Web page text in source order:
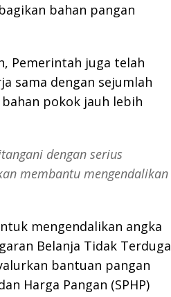
bahan pangan
Pemerintah juga telah
sama dengan sejumlah
pokok jauh lebih
dengan serius
membantu mengendalikan
mengendalikan angka
Belanja Tidak Terduga
bantuan pangan
Harga Pangan (SPHP)